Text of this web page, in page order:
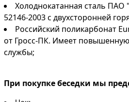
Холоднокатанная сталь ПАО
52146-2003 с двухсторонней
Российский поликарбонат
от Гросс-ПК. Имеет повышенную
службы;
При покупке беседки мы